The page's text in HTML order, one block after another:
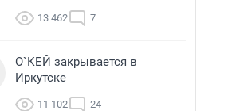
13 462 7
О`КЕЙ закрывается в
Иркутске
11 102 24